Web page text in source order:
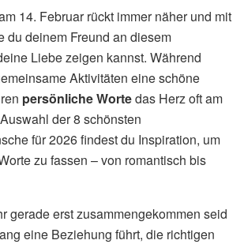
14. Februar rückt immer näher und mit
du deinem Freund an diesem
Liebe zeigen kannst. Während
Aktivitäten eine schöne
persönliche Wortedas Herz oft am
der 8 schönsten
für 2026 findest du Inspiration, um
zu fassen – von romantisch bis
gerade erst zusammengekommen seid
eine Beziehung führt, die richtigen